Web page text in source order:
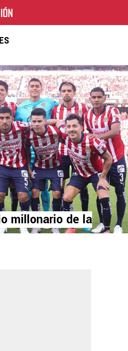
millonario de la